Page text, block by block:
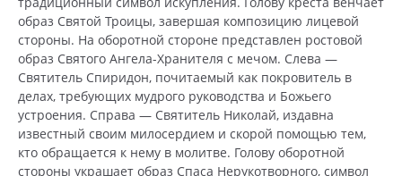
образ Святой Троицы, завершая композицию лицевой
стороны. На оборотной стороне представлен ростовой
образ Святого Ангела-Хранителя с мечом. Слева —
Святитель Спиридон, почитаемый как покровитель в
делах, требующих мудрого руководства и Божьего
устроения. Справа — Святитель Николай, издавна
известный своим милосердием и скорой помощью тем,
кто обращается к нему в молитве. Голову оборотной
стороны украшает образ Спаса Нерукотворного, символ